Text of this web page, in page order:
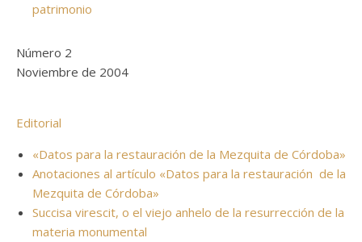
patrimonio
Número 2
Noviembre de 2004
Editorial
«Datos para la restauración de la Mezquita de Córdoba»
Anotaciones al artículo «Datos para la restauración de la
Mezquita de Córdoba»
Succisa virescit, o el viejo anhelo de la resurrección de la
materia monumental